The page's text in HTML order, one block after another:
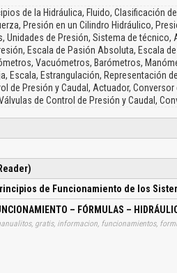
de la Hidráulica, Fluido, Clasificación
Presión en un Cilindro Hidráulico,
Unidades de Presión, Sistema de
Escala de Pasión Absoluta, Escala
Vacuómetros, Barómetros,
Escala, Estrangulación, Representación
de Presión y Caudal, Actuador,
de Control de Presión y Caudal,
de Funcionamiento de los
– FÓRMULAS –